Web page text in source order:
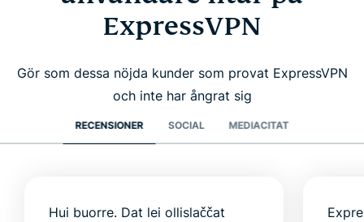
ExpressVPN
Gör som dessa nöjda kunder som provat ExpressVPN
och inte har ångrat sig
RECENSIONER SOCIAL MEDIACITAT
Hui buorre. Dat lei ollislaččat